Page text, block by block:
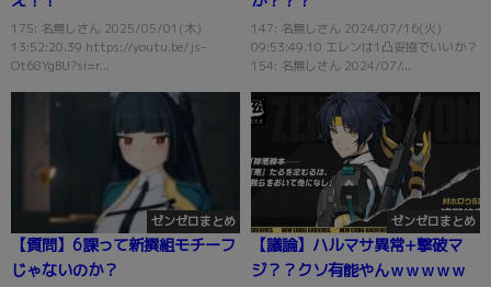
175: 名無しさん 2025/05/01(木)
13:52:20.39 https://youtu.be/js-
Ot68YgBU?si=r...
147: 名無しさん 2024/07/16(火)
09:53:49.10 エレンは1凸妥協でいいか？
154: 名無しさん 2024/07/...
ゼンゼロまとめ
【質問】6課って新撰組モチーフ
じゃないのか？
ゼンゼロまとめ
【議論】ハルマサ異常+撃破マ
ジ？？クソ有能やんｗｗｗｗｗ